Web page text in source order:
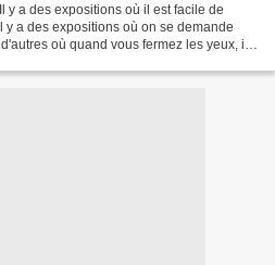
y a des expositions où il est facile de
y a des expositions où on se demande
où quand vous fermez les yeux, il